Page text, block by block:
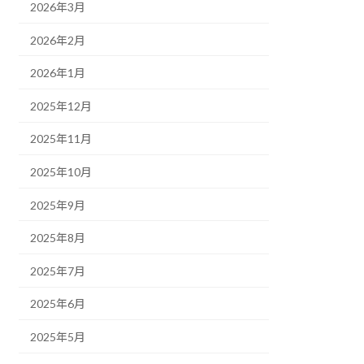
2026年3月
2026年2月
2026年1月
2025年12月
2025年11月
2025年10月
2025年9月
2025年8月
2025年7月
2025年6月
2025年5月